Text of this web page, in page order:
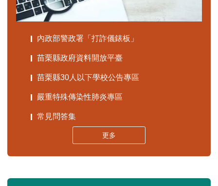
內政部警政署「打詐儀錶板」
苗栗縣政府資料開放平臺
苗栗縣30人以下學校公告專區
嚴重特殊傳染性肺炎專區
常見問答集
更多